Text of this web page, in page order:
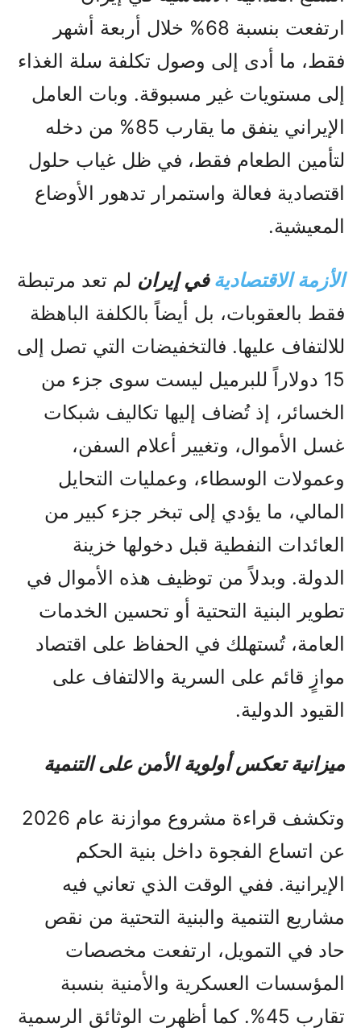
ارتفعت بنسبة 68% خلال أربعة أشهر
فقط، ما أدى إلى وصول تكلفة سلة الغذاء
إلى مستويات غير مسبوقة. وبات العامل
الإيراني ينفق ما يقارب 85% من دخله
لتأمين الطعام فقط، في ظل غياب حلول
اقتصادية فعالة واستمرار تدهور الأوضاع
المعيشية.
الأزمة الاقتصادية في إيران لم تعد مرتبطة
فقط بالعقوبات، بل أيضاً بالكلفة الباهظة
للالتفاف عليها. فالتخفيضات التي تصل إلى
15 دولاراً للبرميل ليست سوى جزء من
الخسائر، إذ تُضاف إليها تكاليف شبكات
غسل الأموال، وتغيير أعلام السفن،
وعمولات الوسطاء، وعمليات التحايل
المالي، ما يؤدي إلى تبخر جزء كبير من
العائدات النفطية قبل دخولها خزينة
الدولة. وبدلاً من توظيف هذه الأموال في
تطوير البنية التحتية أو تحسين الخدمات
العامة، تُستهلك في الحفاظ على اقتصاد
موازٍ قائم على السرية والالتفاف على
القيود الدولية.
ميزانية تعكس أولوية الأمن على التنمية
وتكشف قراءة مشروع موازنة عام 2026
عن اتساع الفجوة داخل بنية الحكم
الإيرانية. ففي الوقت الذي تعاني فيه
مشاريع التنمية والبنية التحتية من نقص
حاد في التمويل، ارتفعت مخصصات
المؤسسات العسكرية والأمنية بنسبة
تقارب 45%. كما أظهرت الوثائق الرسمية